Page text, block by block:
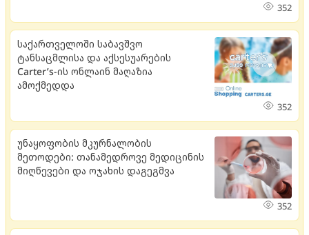
352
საქართველოში საბავშვო
ტანსაცმლისა და აქსესუარების
Carter’s-ის ონლაინ მაღაზია
ამოქმედდა
352
უნაყოფობის მკურნალობის
მეთოდები: თანამედროვე მედიცინის
მიღწევები და ოჯახის დაგეგმვა
352